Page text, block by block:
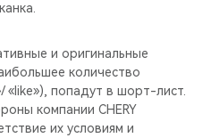
и оригинальные
количество
«like»), попадут в шорт-лист.
компании CHERY
их условиям и